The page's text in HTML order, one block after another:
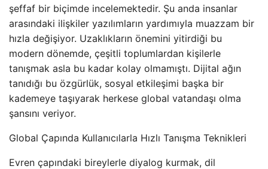
şeffaf bir biçimde incelemektedir. Şu anda insanlar
arasındaki ilişkiler yazılımların yardımıyla muazzam bir
hızla değişiyor. Uzaklıkların önemini yitirdiği bu
modern dönemde, çeşitli toplumlardan kişilerle
tanışmak asla bu kadar kolay olmamıştı. Dijital ağın
tanıdığı bu özgürlük, sosyal etkileşimi başka bir
kademeye taşıyarak herkese global vatandaşı olma
şansını veriyor.
Global Çapında Kullanıcılarla Hızlı Tanışma Teknikleri
Evren çapındaki bireylerle diyalog kurmak, dil